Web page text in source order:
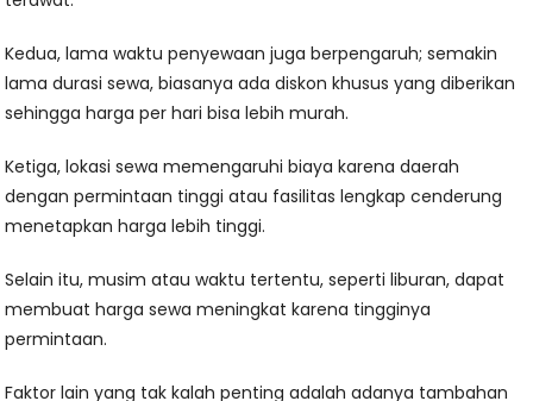
Kedua, lama waktu penyewaan juga berpengaruh; semakin
lama durasi sewa, biasanya ada diskon khusus yang diberikan
sehingga harga per hari bisa lebih murah.
Ketiga, lokasi sewa memengaruhi biaya karena daerah
dengan permintaan tinggi atau fasilitas lengkap cenderung
menetapkan harga lebih tinggi.
Selain itu, musim atau waktu tertentu, seperti liburan, dapat
membuat harga sewa meningkat karena tingginya
permintaan.
Faktor lain yang tak kalah penting adalah adanya tambahan